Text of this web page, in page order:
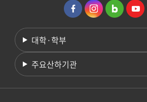
대학·학부
주요산하기관